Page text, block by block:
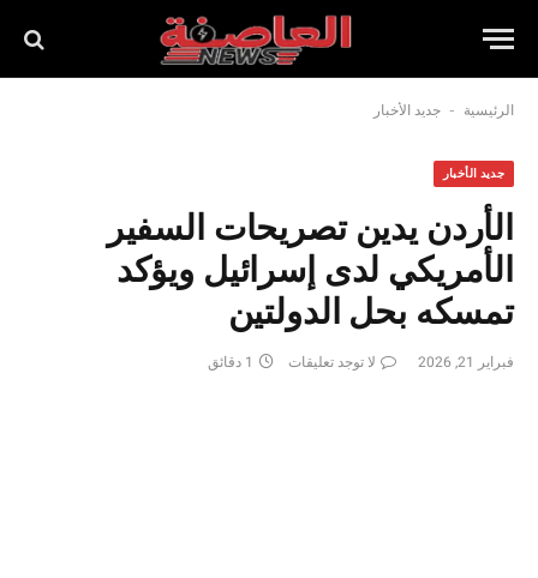
الرئيسية - جديد الأخبار
جديد الأخبار
الأردن يدين تصريحات السفير
الأمريكي لدى إسرائيل ويؤكد
تمسكه بحل الدولتين
فبراير 21, 2026 لا توجد تعليقات 1 دقائق